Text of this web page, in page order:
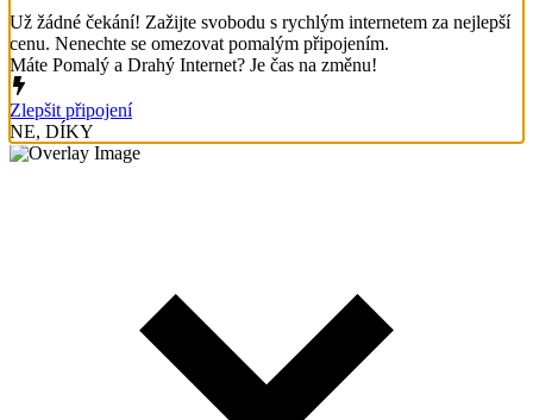
Už žádné čekání! Zažijte svobodu s rychlým internetem za nejlepší
cenu. Nenechte se omezovat pomalým připojením.
Máte Pomalý a Drahý Internet? Je čas na změnu!
Zlepšit připojení
NE, DÍKY